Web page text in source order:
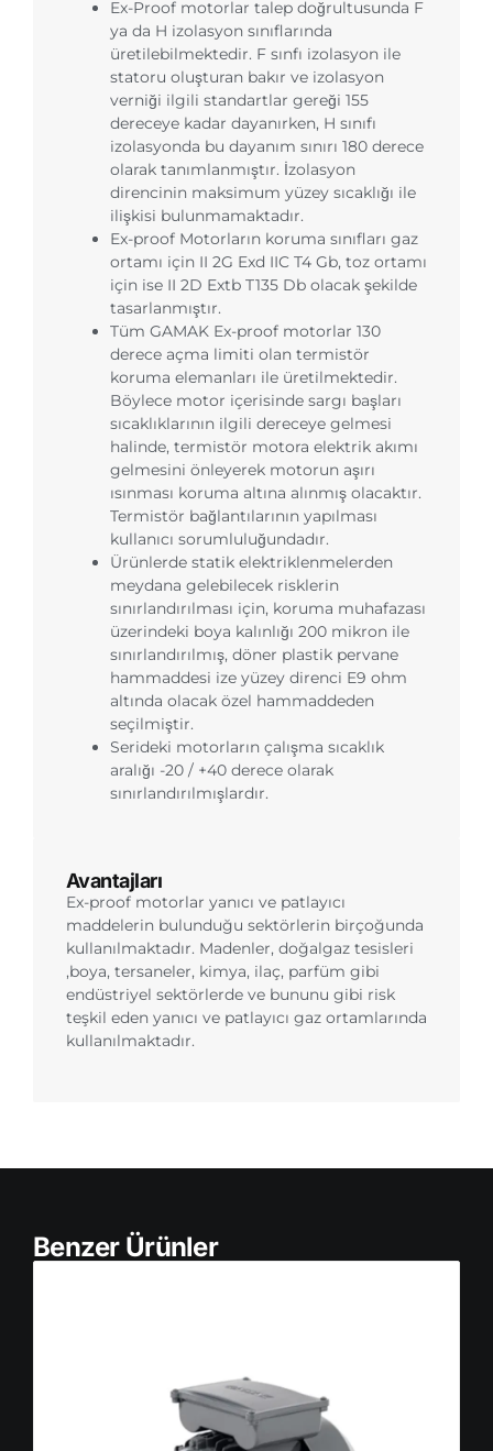
Ex-Proof motorlar talep doğrultusunda F
ya da H izolasyon sınıflarında
üretilebilmektedir. F sınfı izolasyon ile
statoru oluşturan bakır ve izolasyon
verniği ilgili standartlar gereği 155
dereceye kadar dayanırken, H sınıfı
izolasyonda bu dayanım sınırı 180 derece
olarak tanımlanmıştır. İzolasyon
direncinin maksimum yüzey sıcaklığı ile
ilişkisi bulunmamaktadır.
Ex-proof Motorların koruma sınıfları gaz
ortamı için II 2G Exd IIC T4 Gb, toz ortamı
için ise II 2D Extb T135 Db olacak şekilde
tasarlanmıştır.
Tüm GAMAK Ex-proof motorlar 130
derece açma limiti olan termistör
koruma elemanları ile üretilmektedir.
Böylece motor içerisinde sargı başları
sıcaklıklarının ilgili dereceye gelmesi
halinde, termistör motora elektrik akımı
gelmesini önleyerek motorun aşırı
ısınması koruma altına alınmış olacaktır.
Termistör bağlantılarının yapılması
kullanıcı sorumluluğundadır.
Ürünlerde statik elektriklenmelerden
meydana gelebilecek risklerin
sınırlandırılması için, koruma muhafazası
üzerindeki boya kalınlığı 200 mikron ile
sınırlandırılmış, döner plastik pervane
hammaddesi ize yüzey direnci E9 ohm
altında olacak özel hammaddeden
seçilmiştir.
Serideki motorların çalışma sıcaklık
aralığı -20 / +40 derece olarak
sınırlandırılmışlardır.
Avantajları
Ex-proof motorlar yanıcı ve patlayıcı
maddelerin bulunduğu sektörlerin birçoğunda
kullanılmaktadır. Madenler, doğalgaz tesisleri
,boya, tersaneler, kimya, ilaç, parfüm gibi
endüstriyel sektörlerde ve bununu gibi risk
teşkil eden yanıcı ve patlayıcı gaz ortamlarında
kullanılmaktadır.
Benzer Ürünler